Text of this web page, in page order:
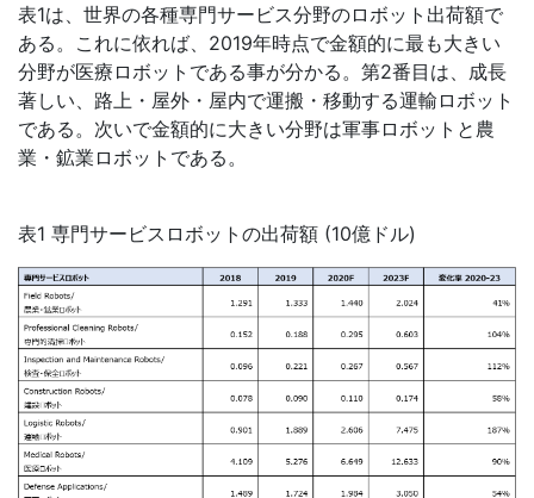
表1は、世界の各種専門サービス分野のロボット出荷額で
ある。これに依れば、 2019年時点で金額的に最も大きい
分野が医療ロボットである事が分かる。第2番目は、成長
著しい、路上・屋外・屋内で運搬・移動する運輸ロボット
である。次いで金額的に大きい分野は軍事ロボットと農
業・鉱業ロボットである。
表1 専門サービスロボットの出荷額 (10億ドル)